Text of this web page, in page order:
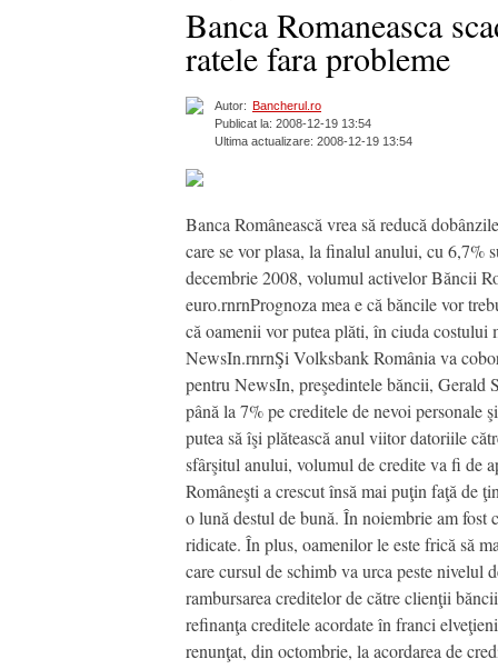
Banca Romaneasca
ratele fara probleme
Autor:
Bancherul.ro
Publicat la: 2008-12-19 13:54
Ultima actualizare: 2008-12-19 13:54
Banca Românească vrea să reducă
care se vor plasa, la finalul anului, cu
decembrie 2008, volumul activelor Băncii
euro.rnrnPrognoza mea e că băncile vor
că oamenii vor putea plăti, în ciuda costului
NewsIn.rnrnŞi Volksbank România va
pentru NewsIn, preşedintele băncii, Gerald
până la 7% pe creditele de nevoi personale
putea să îşi plătească anul viitor datoriile
sfârşitul anului, volumul de credite va fi de
Româneşti a crescut însă mai puţin faţă de
o lună destul de bună. În noiembrie am fost
ridicate. În plus, oamenilor le este frică să
care cursul de schimb va urca peste nivelul
rambursarea creditelor de către clienţii
refinanţa creditele acordate în franci
renunţat, din octombrie, la acordarea de